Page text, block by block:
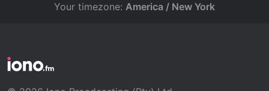
Your timezone: America / New York